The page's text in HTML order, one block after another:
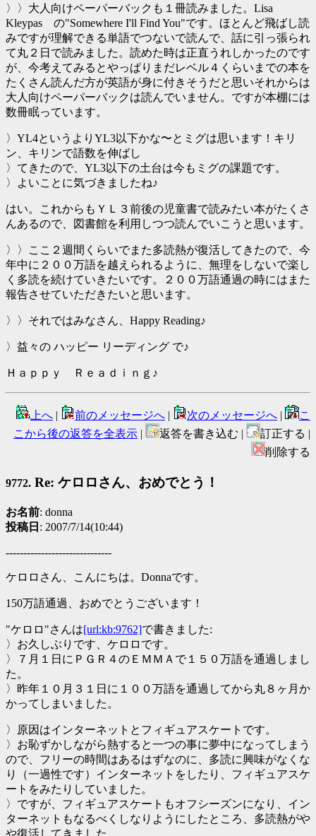
〉〉大人向けペーパーバックも１冊読みました。Lisa
Kleypas の"Somewhere I'll Find You"です。ほとんど飛ばし読
みですが理解できる単語でつないで読んで、話に引っ張られ
て丸２日で読みました。読めた時は正直うれしかったのです
が、今考えてみるとやっぱりまだレベル４くらいまでの本を
たくさん読んだ方が英語が身に付きそうだと思いそれからは
大人向けペーパーバックは読んでいません。ですが本棚には
数冊眠っています。
〉YL4というよりYL3以下かな〜とミグは思います！キリ
ン、キリンで語数を伸ばし
〉てきたので、YL3以下の土台は今もミグの課題です。
〉よいことに気づきましたね♪
はい。これからもＹＬ３前後の児童書で読みたい本がたくさ
んあるので、図書館を利用しつつ読んでいこうと思います。
〉〉ここ２週間くらいでまた多読熱が復活してきたので、今
年中に２００万語を越えられるように、無理をしないで楽し
く多読を続けていきたいです。２００万語通過の時にはまた
報告させていただきたいと思います。
〉〉それではみなさん、Happy Reading♪
〉益々の ハッピー リーディング で♪
Ｈａｐｐｙ Ｒｅａｄｉｎｇ♪
上へ | 前のメッセージへ | 次のメッセージへ |
こ
こから後の返答を全表示 | 返答を書き込む |
訂正する |
削除する
9772. Re: ケロロさん、おめでとう！
お名前: donna
投稿日 : 2007/7/14(10:44)
------------------------------
ケロロさん、こんにちは。Donnaです。
150万語通過、おめでとうございます！
"ケロロ"さんは[url:kb:9762]で書きました:
〉お久しぶりです、ケロロです。
〉７月１日にＰＧＲ４のＥＭＭＡで１５０万語を通過しまし
た。
〉昨年１０月３１日に１００万語を通過してから丸８ヶ月か
かってしまいました。
〉原因はインターネットとフィギュアスケートです。
〉お恥ずかしながら熱すると一つの事に夢中になってしまう
ので、フリーの時間はあるはずなのに、多読に興味がなくな
り（一過性です）インターネットをしたり、フィギュアスケ
ートをみたりしていました。
〉ですが、フィギュアスケートもオフシーズンになり、イン
ターネットもなるべくしなりようにしたところ、多読熱がや